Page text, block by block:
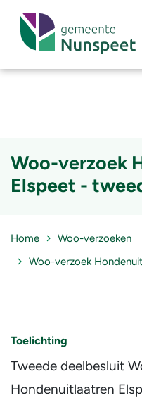
Woo-verzoek
Elspeet -
Home
Woo-verzoeken
Woo-verzoek
Toelichting
Tweede deelbesluit
Hondenuitlaatren